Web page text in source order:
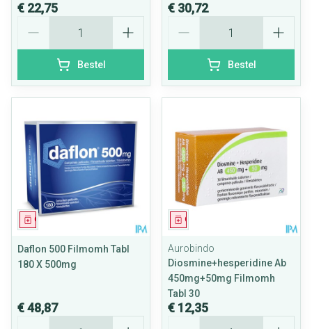
€ 22,75
Bestel
€ 30,72
Bestel
Geneesmiddel
Daflon 500 Filmomh Tabl
180 X 500mg
€ 48,87
Geneesmiddel
Aurobindo
Diosmine+hesperidine Ab
450mg+50mg Filmomh
Tabl 30
€ 12,35